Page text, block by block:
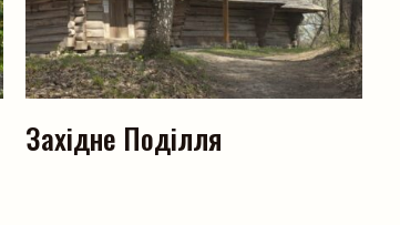
Західне Поділля